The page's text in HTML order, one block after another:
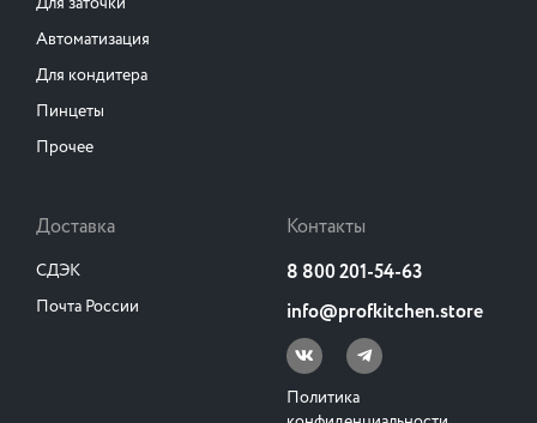
Автоматизация
Для кондитера
Пинцеты
Прочее
Доставка
СДЭК
Почта России
Контакты
8 800 201-54-63
info@profkitchen.store
Политика